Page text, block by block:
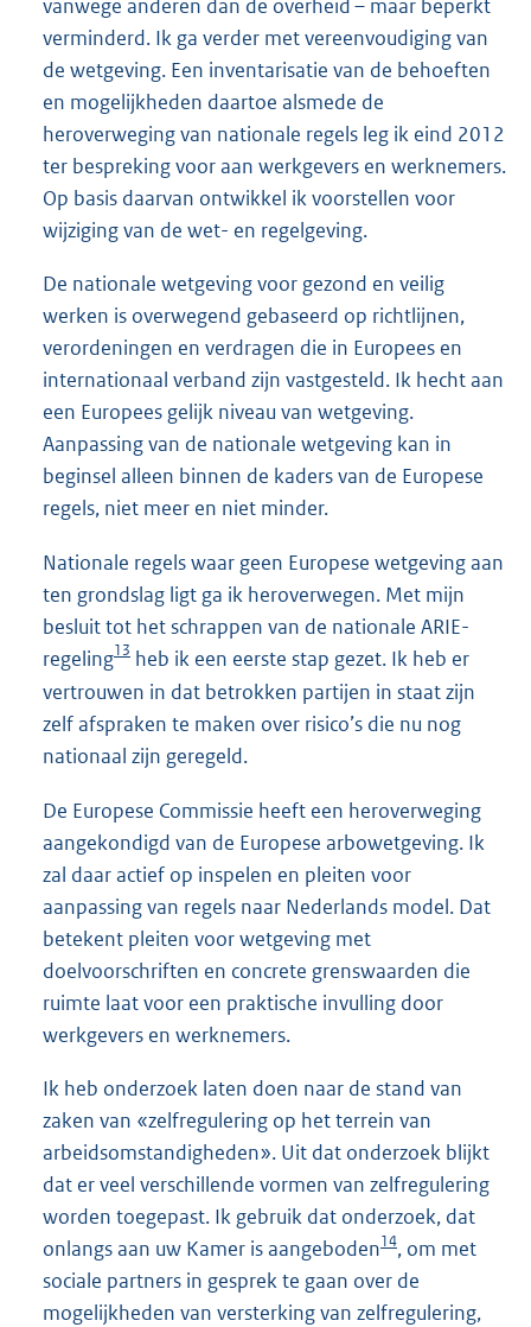
vanwege anderen dan de overheid – maar beperkt
verminderd. Ik ga verder met vereenvoudiging van
de wetgeving. Een inventarisatie van de behoeften
en mogelijkheden daartoe alsmede de
heroverweging van nationale regels leg ik eind 2012
ter bespreking voor aan werkgevers en werknemers.
Op basis daarvan ontwikkel ik voorstellen voor
wijziging van de wet- en regelgeving.
De nationale wetgeving voor gezond en veilig
werken is overwegend gebaseerd op richtlijnen,
verordeningen en verdragen die in Europees en
internationaal verband zijn vastgesteld. Ik hecht aan
een Europees gelijk niveau van wetgeving.
Aanpassing van de nationale wetgeving kan in
beginsel alleen binnen de kaders van de Europese
regels, niet meer en niet minder.
Nationale regels waar geen Europese wetgeving aan
ten grondslag ligt ga ik heroverwegen. Met mijn
besluit tot het schrappen van de nationale ARIE-
regeling13 heb ik een eerste stap gezet. Ik heb er
vertrouwen in dat betrokken partijen in staat zijn
zelf afspraken te maken over risico’s die nu nog
nationaal zijn geregeld.
De Europese Commissie heeft een heroverweging
aangekondigd van de Europese arbowetgeving. Ik
zal daar actief op inspelen en pleiten voor
aanpassing van regels naar Nederlands model. Dat
betekent pleiten voor wetgeving met
doelvoorschriften en concrete grenswaarden die
ruimte laat voor een praktische invulling door
werkgevers en werknemers.
Ik heb onderzoek laten doen naar de stand van
zaken van «zelfregulering op het terrein van
arbeidsomstandigheden». Uit dat onderzoek blijkt
dat er veel verschillende vormen van zelfregulering
worden toegepast. Ik gebruik dat onderzoek, dat
onlangs aan uw Kamer is aangeboden14, om met
sociale partners in gesprek te gaan over de
mogelijkheden van versterking van zelfregulering,